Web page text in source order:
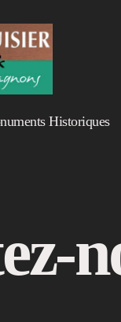
Historiques